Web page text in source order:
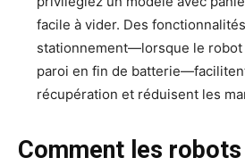
facile à vider. Des
stationnement—lorsque le robot
paroi en fin de
récupération et réduisent les
Comment les